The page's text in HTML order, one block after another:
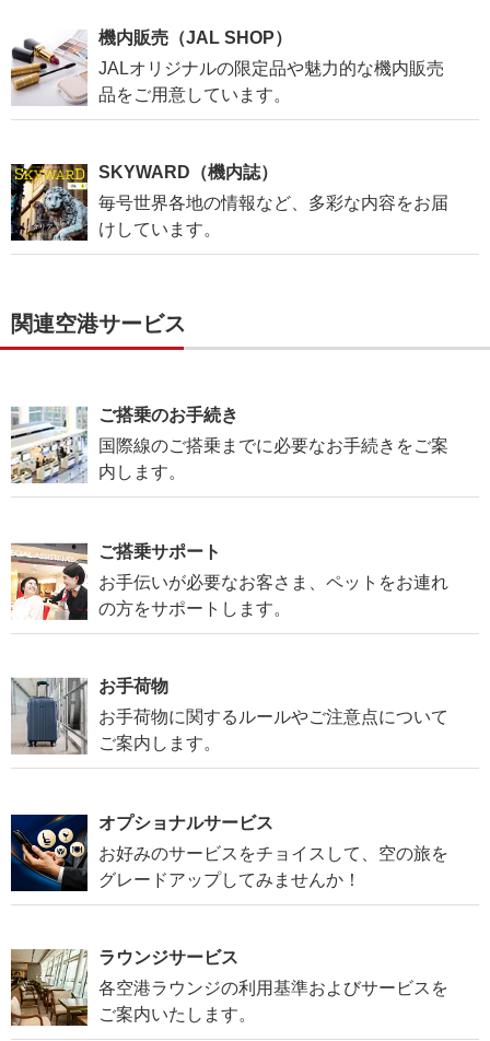
機内販売（JAL SHOP）
JALオリジナルの限定品や魅力的な機内販売
品をご用意しています。
SKYWARD（機内誌）
毎号世界各地の情報など、多彩な内容をお届
けしています。
関連空港サービス
ご搭乗のお手続き
国際線のご搭乗までに必要なお手続きをご案
内します。
ご搭乗サポート
お手伝いが必要なお客さま、ペットをお連れ
の方をサポートします。
お手荷物
お手荷物に関するルールやご注意点について
ご案内します。
オプショナルサービス
お好みのサービスをチョイスして、空の旅を
グレードアップしてみませんか！
ラウンジサービス
各空港ラウンジの利用基準およびサービスを
ご案内いたします。